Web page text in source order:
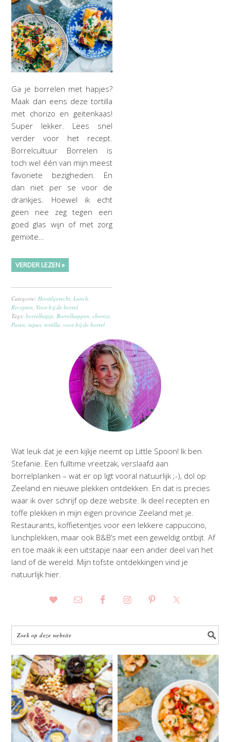
Ga je borrelen met hapjes?
Maak dan eens deze tortilla
met chorizo en geitenkaas!
Super lekker. Lees snel
verder voor het recept.
Borrelcultuur Borrelen is
toch wel één van mijn meest
favoriete bezigheden. En
dan niet per se voor de
drankjes. Hoewel ik echt
geen nee zeg tegen een
goed glas wijn of met zorg
gemixte…
VERDER LEZEN »
Categorie:Hoofdgerecht,Lunch,
Recepten, Voor bij de borrel
Tags:borrelhapje,Borrelhappen,chorizo,
Pasen,tapas,tortilla, voor bij de borrel
Wat leuk dat je een kijkje neemt op Little Spoon! Ik ben
Stefanie. Een fulltime vreetzak, verslaafd aan
borrelplanken – wat er op ligt vooral natuurlijk ;-), dol op
Zeeland en nieuwe plekken ontdekken. En dat is precies
waar ik over schrijf op deze website. Ik deel recepten en
toffe plekken in mijn eigen provincie Zeeland met je.
Restaurants, koffietentjes voor een lekkere cappuccino,
lunchplekken, maar ook B&B’s met een geweldig ontbijt. Af
en toe maak ik een uitstapje naar een ander deel van het
land of de wereld. Mijn tofste ontdekkingen vind je
natuurlijk hier.